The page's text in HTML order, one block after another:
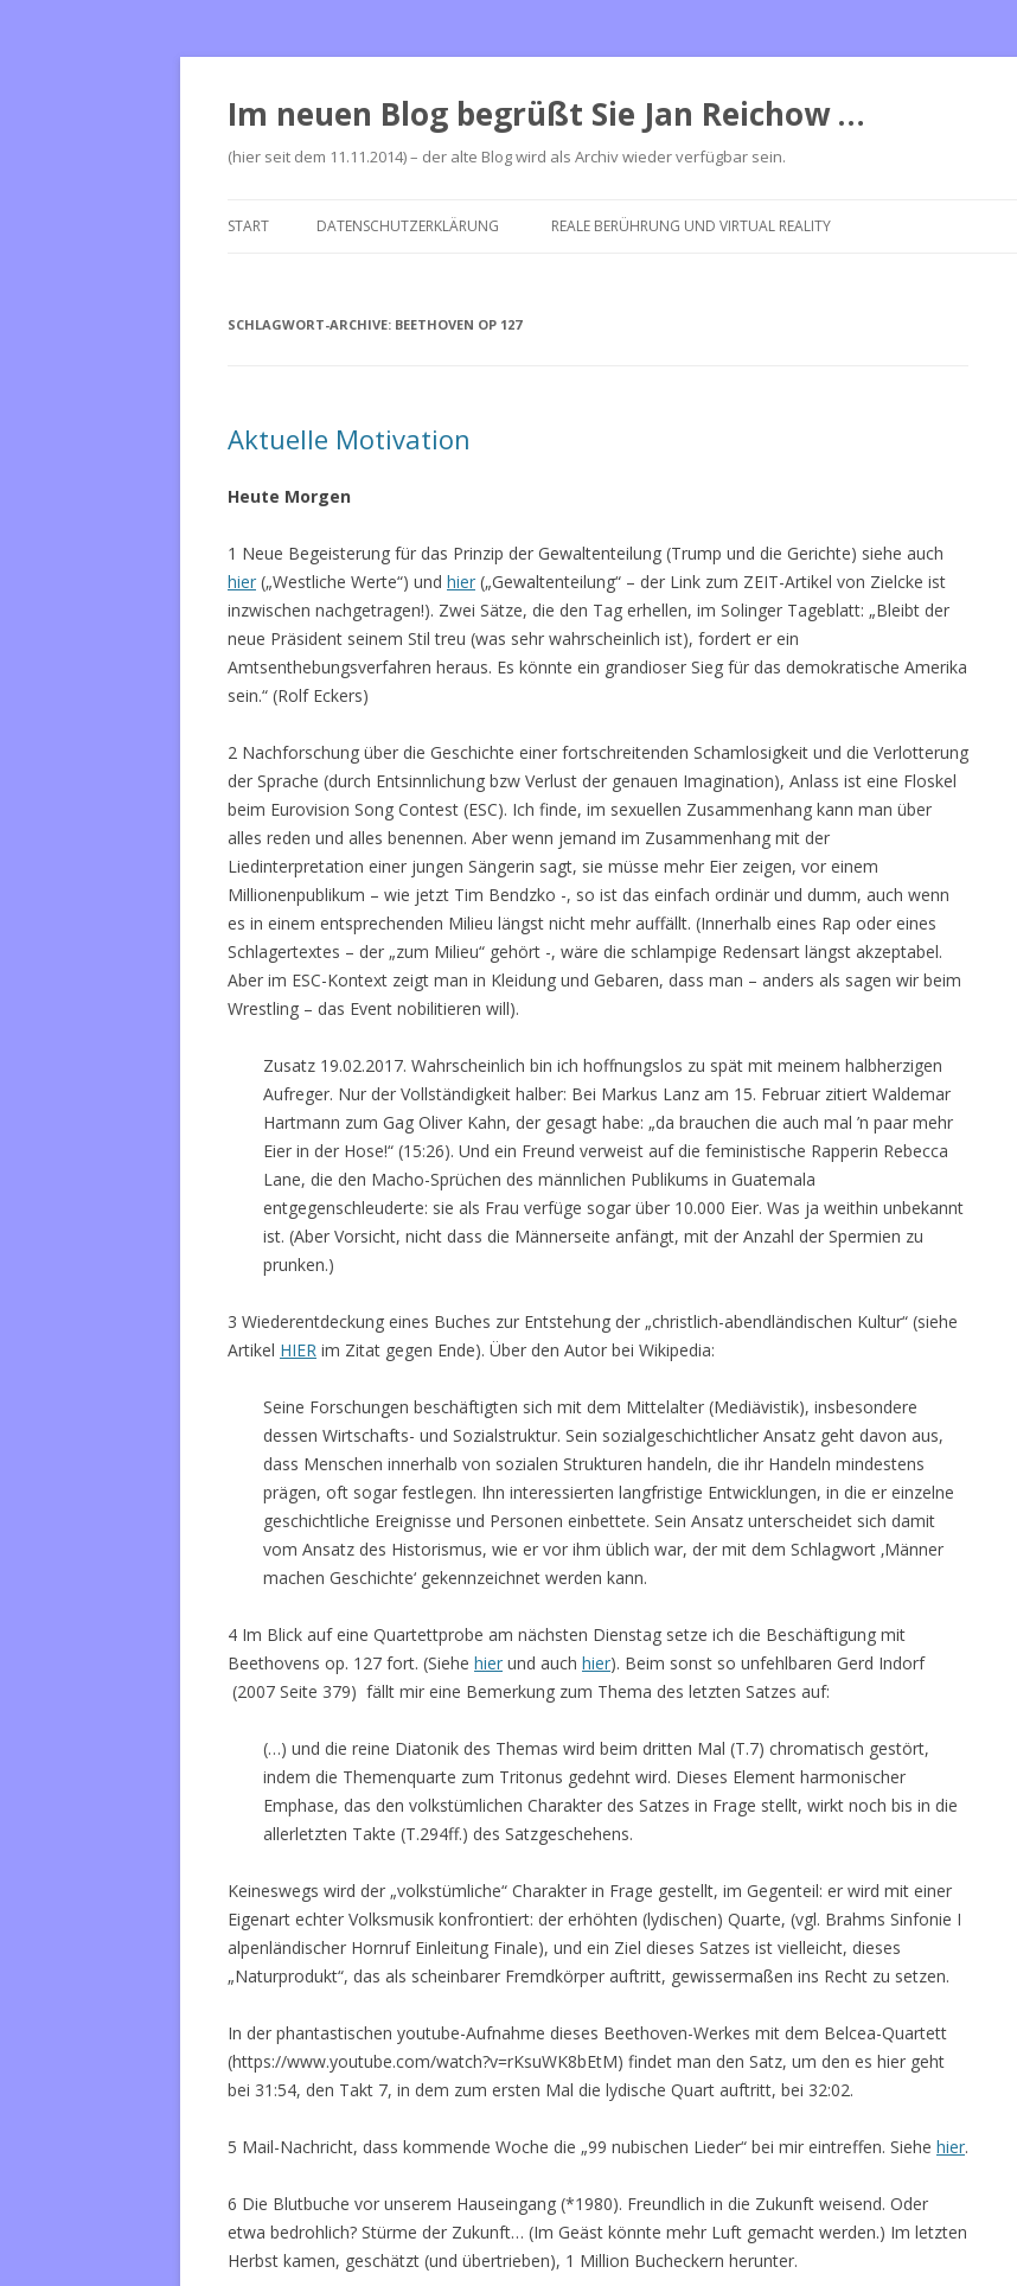
Im neuen Blog begrüßt Sie Jan Reichow …
(hier seit dem 11.11.2014) – der alte Blog wird als Archiv wieder verfügbar sein.
Inhalt
START DATENSCHUTZERKLÄRUNG REALE BERÜHRUNG UND VIRTUAL REALITY
SCHLAGWORT-ARCHIVE: BEETHOVEN OP 127
Aktuelle Motivation
Heute Morgen
1 Neue Begeisterung für das Prinzip der Gewaltenteilung (Trump und die Gerichte) siehe auch
hier („Westliche Werte“) und hier („Gewaltenteilung“ – der Link zum ZEIT-Artikel von Zielcke ist
inzwischen nachgetragen!). Zwei Sätze, die den Tag erhellen, im Solinger Tageblatt: „Bleibt der
neue Präsident seinem Stil treu (was sehr wahrscheinlich ist), fordert er ein
Amtsenthebungsverfahren heraus. Es könnte ein grandioser Sieg für das demokratische Amerika
sein.“ (Rolf Eckers)
2 Nachforschung über die Geschichte einer fortschreitenden Schamlosigkeit und die Verlotterung
der Sprache (durch Entsinnlichung bzw Verlust der genauen Imagination), Anlass ist eine Floskel
beim Eurovision Song Contest (ESC). Ich finde, im sexuellen Zusammenhang kann man über
alles reden und alles benennen. Aber wenn jemand im Zusammenhang mit der
Liedinterpretation einer jungen Sängerin sagt, sie müsse mehr Eier zeigen, vor einem
Millionenpublikum – wie jetzt Tim Bendzko -, so ist das einfach ordinär und dumm, auch wenn
es in einem entsprechenden Milieu längst nicht mehr auffällt. (Innerhalb eines Rap oder eines
Schlagertextes – der „zum Milieu“ gehört -, wäre die schlampige Redensart längst akzeptabel.
Aber im ESC-Kontext zeigt man in Kleidung und Gebaren, dass man – anders als sagen wir beim
Wrestling – das Event nobilitieren will).
Zusatz 19.02.2017. Wahrscheinlich bin ich hoffnungslos zu spät mit meinem halbherzigen
Aufreger. Nur der Vollständigkeit halber: Bei Markus Lanz am 15. Februar zitiert Waldemar
Hartmann zum Gag Oliver Kahn, der gesagt habe: „da brauchen die auch mal ’n paar mehr
Eier in der Hose!“ (15:26). Und ein Freund verweist auf die feministische Rapperin Rebecca
Lane, die den Macho-Sprüchen des männlichen Publikums in Guatemala
entgegenschleuderte: sie als Frau verfüge sogar über 10.000 Eier. Was ja weithin unbekannt
ist. (Aber Vorsicht, nicht dass die Männerseite anfängt, mit der Anzahl der Spermien zu
prunken.)
3 Wiederentdeckung eines Buches zur Entstehung der „christlich-abendländischen Kultur“ (siehe
Artikel HIER im Zitat gegen Ende). Über den Autor bei Wikipedia:
Seine Forschungen beschäftigten sich mit dem Mittelalter (Mediävistik), insbesondere
dessen Wirtschafts- und Sozialstruktur. Sein sozialgeschichtlicher Ansatz geht davon aus,
dass Menschen innerhalb von sozialen Strukturen handeln, die ihr Handeln mindestens
prägen, oft sogar festlegen. Ihn interessierten langfristige Entwicklungen, in die er einzelne
geschichtliche Ereignisse und Personen einbettete. Sein Ansatz unterscheidet sich damit
vom Ansatz des Historismus, wie er vor ihm üblich war, der mit dem Schlagwort ‚Männer
machen Geschichte‘ gekennzeichnet werden kann.
4 Im Blick auf eine Quartettprobe am nächsten Dienstag setze ich die Beschäftigung mit
Beethovens op. 127 fort. (Siehe hier und auch hier). Beim sonst so unfehlbaren Gerd Indorf
(2007 Seite 379) fällt mir eine Bemerkung zum Thema des letzten Satzes auf:
(…) und die reine Diatonik des Themas wird beim dritten Mal (T.7) chromatisch gestört,
indem die Themenquarte zum Tritonus gedehnt wird. Dieses Element harmonischer
Emphase, das den volkstümlichen Charakter des Satzes in Frage stellt, wirkt noch bis in die
allerletzten Takte (T.294ff.) des Satzgeschehens.
Keineswegs wird der „volkstümliche“ Charakter in Frage gestellt, im Gegenteil: er wird mit einer
Eigenart echter Volksmusik konfrontiert: der erhöhten (lydischen) Quarte, (vgl. Brahms Sinfonie I
alpenländischer Hornruf Einleitung Finale), und ein Ziel dieses Satzes ist vielleicht, dieses
„Naturprodukt“, das als scheinbarer Fremdkörper auftritt, gewissermaßen ins Recht zu setzen.
In der phantastischen youtube-Aufnahme dieses Beethoven-Werkes mit dem Belcea-Quartett
(https://www.youtube.com/watch?v=rKsuWK8bEtM) findet man den Satz, um den es hier geht
bei 31:54, den Takt 7, in dem zum ersten Mal die lydische Quart auftritt, bei 32:02.
5 Mail-Nachricht, dass kommende Woche die „99 nubischen Lieder“ bei mir eintreffen. Siehe hier.
6 Die Blutbuche vor unserem Hauseingang (*1980). Freundlich in die Zukunft weisend. Oder
etwa bedrohlich? Stürme der Zukunft… (Im Geäst könnte mehr Luft gemacht werden.) Im letzten
Herbst kamen, geschätzt (und übertrieben), 1 Million Bucheckern herunter.